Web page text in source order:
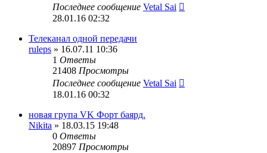
Последнее сообщение Vetal Sai
28.01.16 02:32
Телеканал одной передачи
ruleps » 16.07.11 10:36
1 Ответы
21408 Просмотры
Последнее сообщение Vetal Sai
18.01.16 00:32
новая група VK Форт баярд.
Nikita » 18.03.15 19:48
0 Ответы
20897 Просмотры